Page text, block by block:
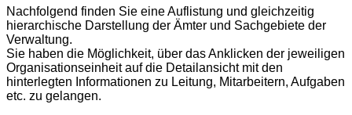
Nachfolgend finden Sie eine Auflistung und gleichzeitig
hierarchische Darstellung der Ämter und Sachgebiete der
Verwaltung.
Sie haben die Möglichkeit, über das Anklicken der jeweiligen
Organisationseinheit auf die Detailansicht mit den
hinterlegten Informationen zu Leitung, Mitarbeitern, Aufgaben
etc. zu gelangen.